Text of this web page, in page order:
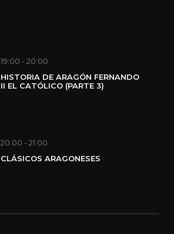
19:00 - 20:00
HISTORIA DE ARAGÓN FERNANDO
II EL CATÓLICO (PARTE 3)
20:00 - 21:00
CLÁSICOS ARAGONESES